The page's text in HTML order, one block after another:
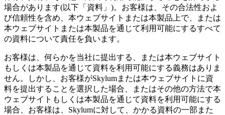
場合があります(以下「資料」)。お客様は、その合法性およ
び信頼性を含め、本ウェブサイトまたは本製品上で、または
本ウェブサイトまたは本製品を通じて利用可能にするすべて
の資料について責任を負います。
お客様は、何らかを当社に提出する、または本ウェブサイト
もしくは本製品を通じて資料を利用可能にする義務はありま
せん。しかし、お客様がSkylumまたは本ウェブサイトに資
料を提出することを選択した場合、またはその他の方法で本
ウェブサイトもしくは本製品を通じて資料を利用可能にする
場合、お客様は、Skylumに対して、かかる資料の一部また